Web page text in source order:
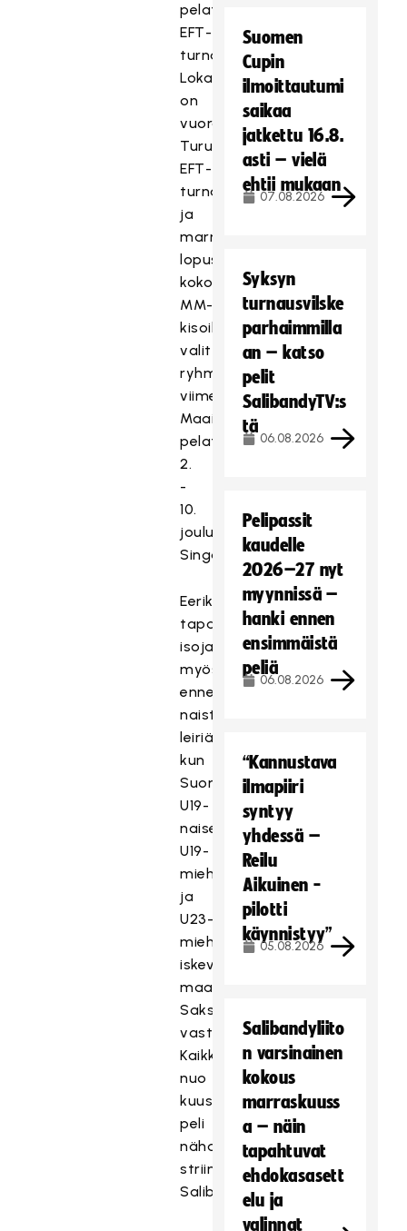
pelattava
EFT-
turnaus.
Lokakuussa
on
vuorossa
Turun
EFT-
turnaus,
ja
marraskuun
lopussa
kokoontuu
MM-
kisoihin
valittu
ryhmä
viimeistelyleirilleen.
Maailmanmestaruudesta
pelataan
2.
-
10.
joulukuuta
Singaporessa.
Eerikkilässä
tapahtuu
isoja
myös
ennen
naisten
leiriä,
kun
Suomen
U19-
naiset,
U19-
miehet
ja
U23-
miehet
iskevät
maaottelut
Saksaa
vastaan.
Kaikki
nuo
kuusi
peli
nähdään
striimattuina
SalibandyTV:ssä.
Suomen
Cupin
ilmoittautumi
saikaa
jatkettu 16.8.
asti – vielä
ehtii mukaan
07.08.2026
Syksyn
turnausvilske
parhaimmilla
an – katso
pelit
SalibandyTV:s
tä
06.08.2026
Pelipassit
kaudelle
2026–27 nyt
myynnissä –
hanki ennen
ensimmäistä
peliä
06.08.2026
“Kannustava
ilmapiiri
syntyy
yhdessä –
Reilu
Aikuinen -
pilotti
käynnistyy”
05.08.2026
Salibandyliito
n varsinainen
kokous
marraskuuss
a – näin
tapahtuvat
ehdokasasett
elu ja
valinnat